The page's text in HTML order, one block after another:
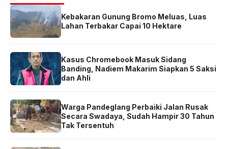
Kebakaran Gunung Bromo Meluas, Luas
Lahan Terbakar Capai 10 Hektare
Kasus Chromebook Masuk Sidang
Banding, Nadiem Makarim Siapkan 5 Saksi
dan Ahli
Warga Pandeglang Perbaiki Jalan Rusak
Secara Swadaya, Sudah Hampir 30 Tahun
Tak Tersentuh